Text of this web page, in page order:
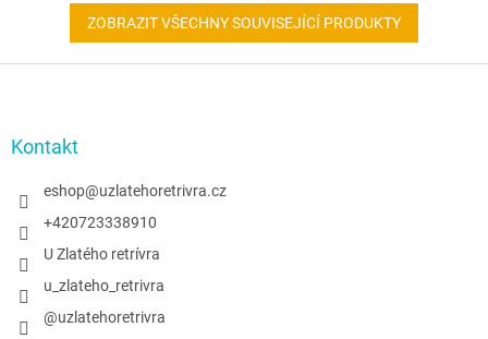
ZOBRAZIT VŠECHNY SOUVISEJÍCÍ PRODUKTY
Kontakt
eshop@uzlatehoretrivra.cz
+420723338910
U Zlatého retrívra
u_zlateho_retrivra
@uzlatehoretrivra